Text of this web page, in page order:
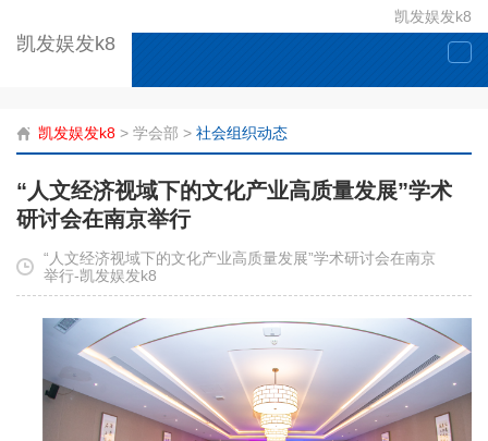
凯发娱发k8
凯发娱发k8
凯发娱发k8 > 学会部 > 社会组织动态
“人文经济视域下的文化产业高质量发展”学术
研讨会在南京举行
“人文经济视域下的文化产业高质量发展”学术研讨会在南京
举行-凯发娱发k8